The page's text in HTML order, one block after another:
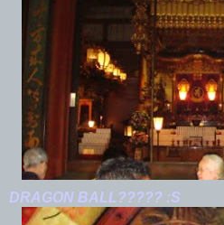
DRAGON BALL????? :S